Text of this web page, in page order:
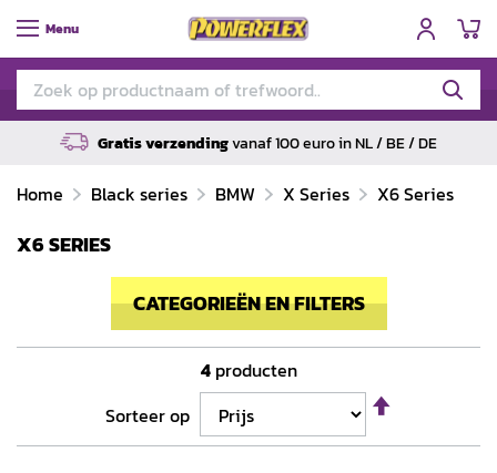
Menu
Gratis verzendingvanaf 100 euro in NL / BE / DE
Home Black series BMW X Series X6 Series
X6 SERIES
CATEGORIEËN EN FILTERS
4producten
Sorteer op
naar